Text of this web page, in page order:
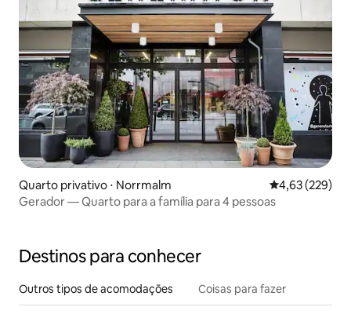
Quarto privativo ⋅ Norrmalm 4,63 de uma
4,63 (229)
Gerador — Quarto para a família para 4 pessoas
Destinos para conhecer
Outros tipos de acomodações Coisas para fazer